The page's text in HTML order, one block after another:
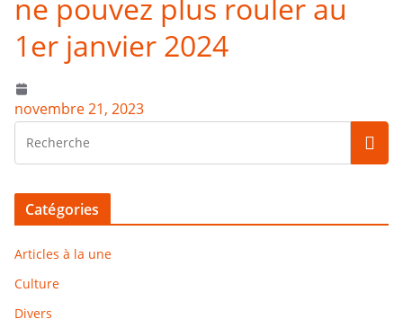
ne pouvez plus rouler au
1er janvier 2024
novembre 21, 2023
Catégories
Articles à la une
Culture
Divers